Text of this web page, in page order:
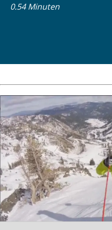
0.54 Minuten